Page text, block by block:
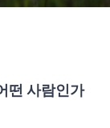
떤 사람인가